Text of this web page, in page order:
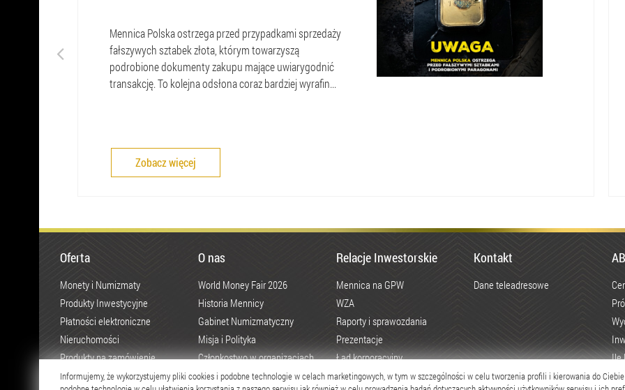
Informujemy, że wykorzystujemy pliki cookies i podobne technologie w celach marketingowych, w tym w szczególności w celu tworzenia profili i kierowania do
Mennica Polska ostrzega przed przypadkami sprzedaży
fałszywych sztabek złota, którym towarzyszą
podrobione dokumenty zakupu mające uwiarygodnić
transakcję. To kolejna odsłona coraz bardziej wyrafin...
w
metale
szlachetne.
Zobacz więcej
Oferta
Monety i Numizmaty
Produkty Inwestycyjne
Płatności elektroniczne
Nieruchomości
Produkty na zamówienie
O nas
World Money Fair 2026
Historia Mennicy
Gabinet Numizmatyczny
Misja i Polityka
Członkostwo w organizacjach
Grupa kapitałowa
Relacje Inwestorskie
Mennica na GPW
WZA
Raporty i sprawozdania
Prezentacje
Ład korporacyjny
Dokumenty korporacyjne
Kontakt
Dane teleadresowe
Ile